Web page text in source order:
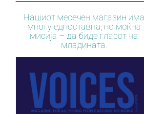
Нашиот месечен магазин има
многу едноставна, но моќна
мисија – да биде гласот на
младината.